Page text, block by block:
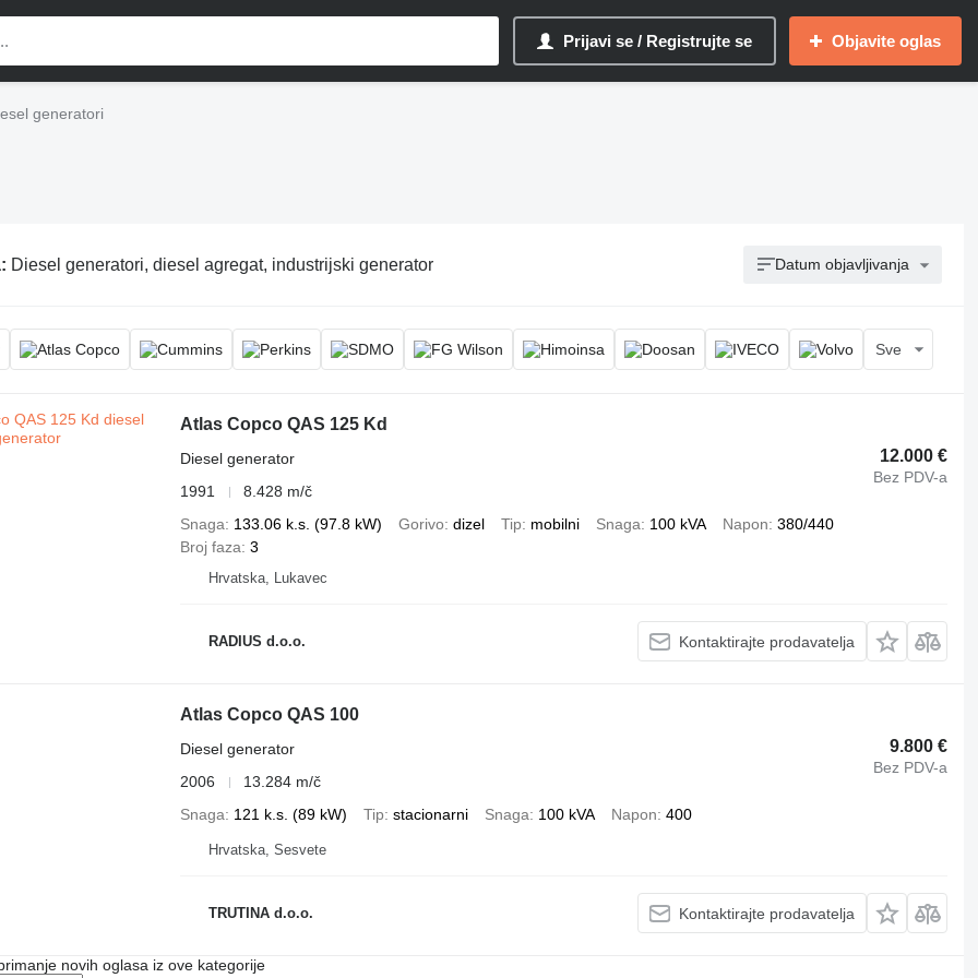
Prijavi se / Registrujte se Objavite oglas
generatori
Diesel generatori, diesel agregat, industrijski generator Datum objavljivanja
Sve
Atlas Copco QAS 125 Kd
12.000 €
Bez PDV-a
Diesel generator
1991
8.428 m/č
Snaga
133.06 k.s. (97.8 kW) Gorivo dizel Tip mobilni Snaga 100 kVA Napon 380/440
Broj faza 3
Hrvatska, Lukavec
RADIUS d.o.o. Kontaktirajte prodavatelja
Atlas Copco QAS 100
9.800 €
Bez PDV-a
Diesel generator
2006
13.284 m/č
Snaga
121 k.s. (89 kW) Tip stacionarni Snaga 100 kVA Napon 400
Hrvatska, Sesvete
TRUTINA d.o.o. Kontaktirajte prodavatelja
novih oglasa iz ove kategorije